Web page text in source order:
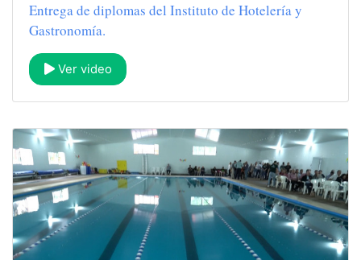
Entrega de diplomas del Instituto de Hotelería y
Gastronomía.
Ver video